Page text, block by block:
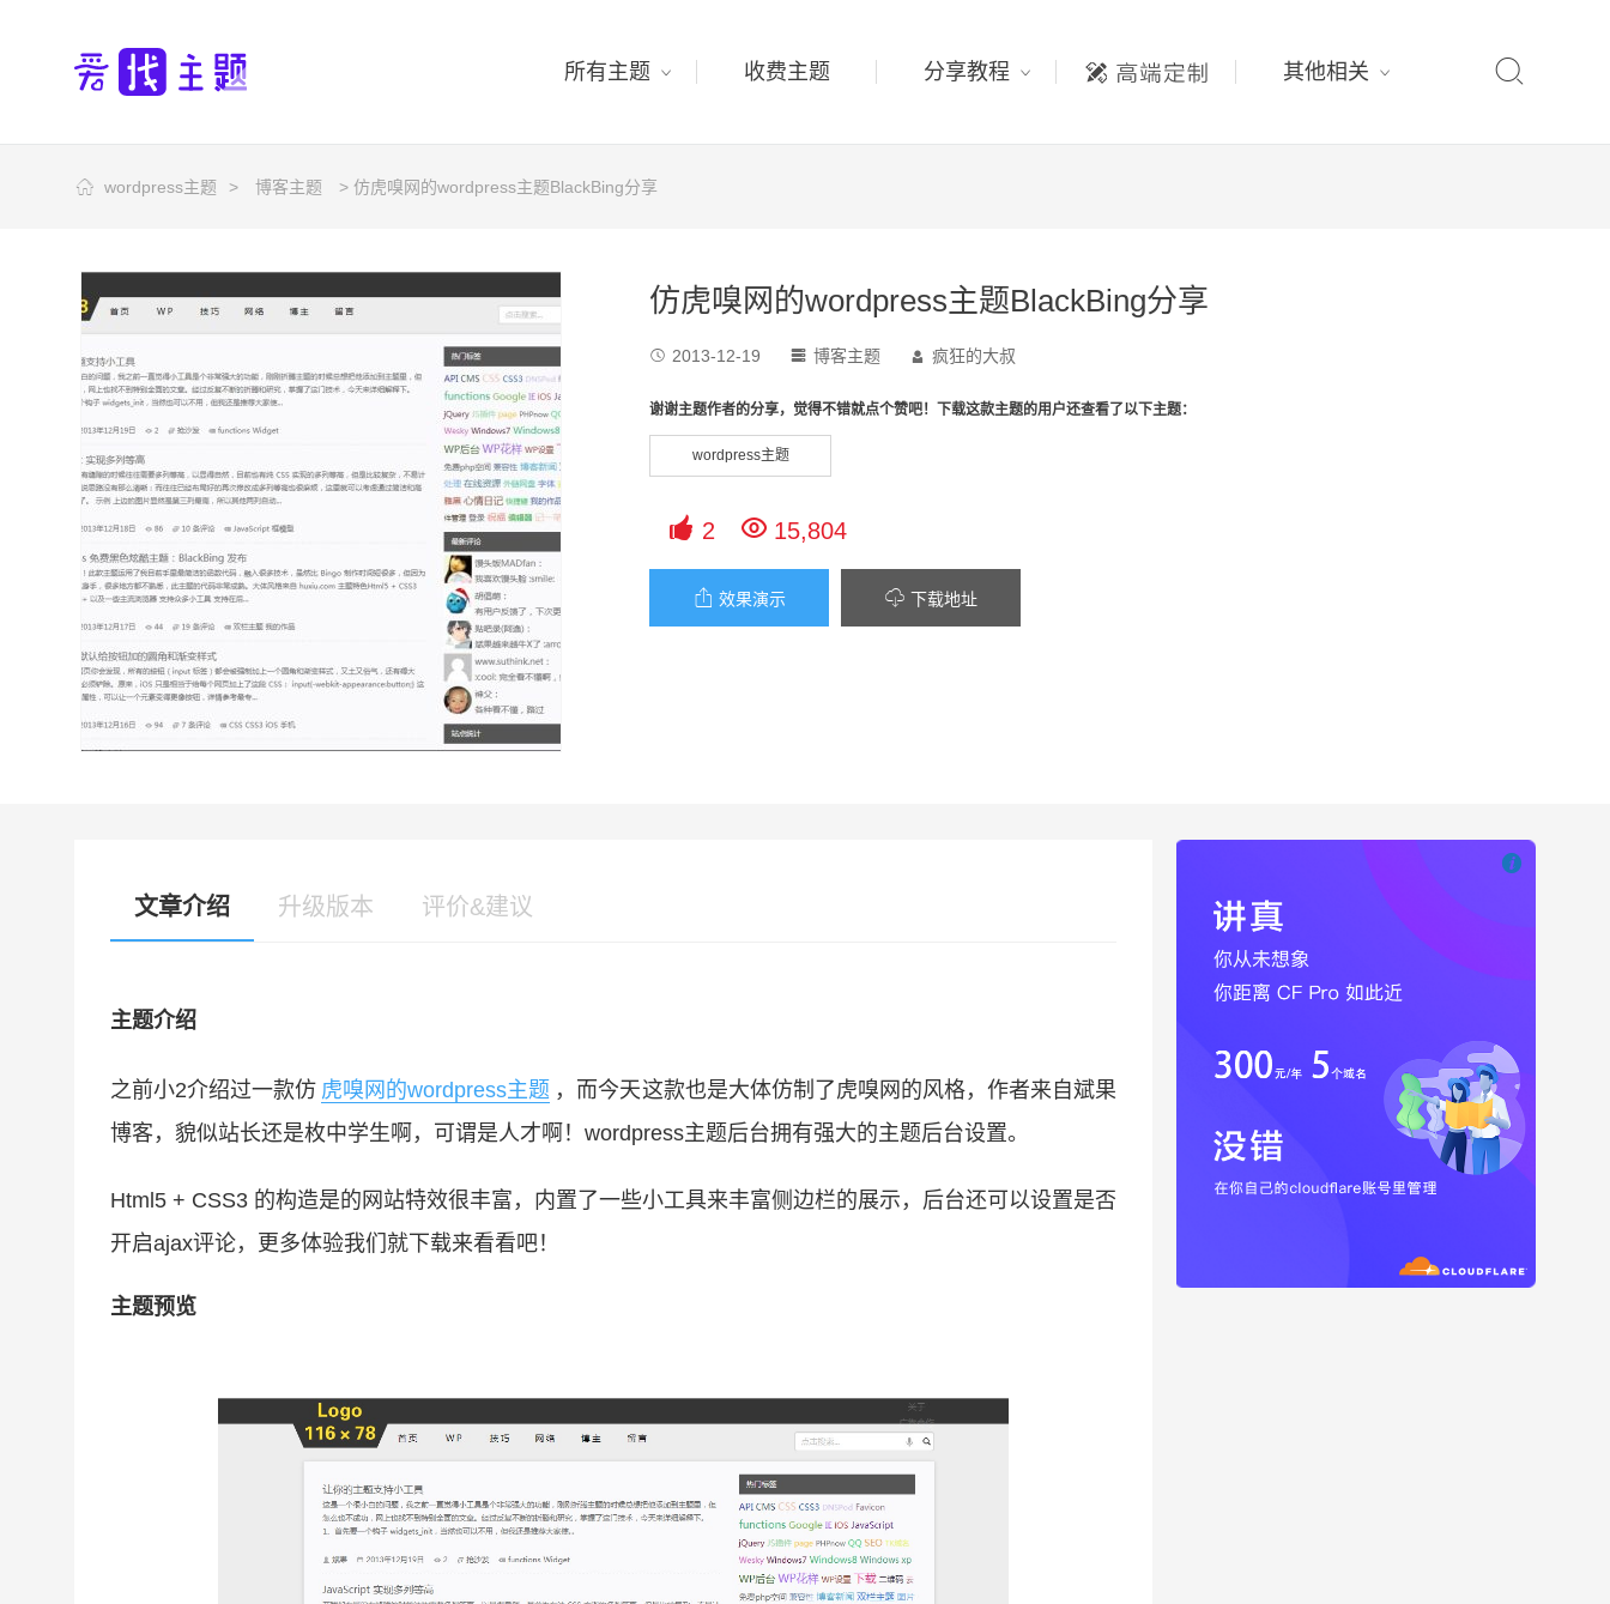
所有主题 收费主题 分享教程 其他相关 
wordpress主题 > 博客主题 > 仿虎嗅网的wordpress主题BlackBing分享
仿虎嗅网的wordpress主题BlackBing分享
 2013-12-19  博客主题  疯狂的大叔
谢谢主题作者的分享，觉得不错就点个赞吧！下载这款主题的用户还查看了以下主题：
wordpress主题
 2  15,804
 效果演示  下载地址
文章介绍 升级版本 评价&建议
主题介绍
之前小2介绍过一款仿 虎嗅网的wordpress主题 ，而今天这款也是大体仿制了虎嗅网的风格，作者来自斌果
博客，貌似站长还是枚中学生啊，可谓是人才啊！wordpress主题后台拥有强大的主题后台设置。
Html5 + CSS3 的构造是的网站特效很丰富，内置了一些小工具来丰富侧边栏的展示，后台还可以设置是否
开启ajax评论，更多体验我们就下载来看看吧！
主题预览
